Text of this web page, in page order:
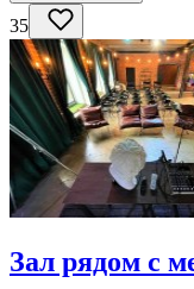
35
Зал рядом с